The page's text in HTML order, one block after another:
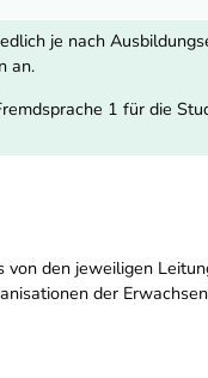
je nach
an.
1 für die
den jeweiligen
der